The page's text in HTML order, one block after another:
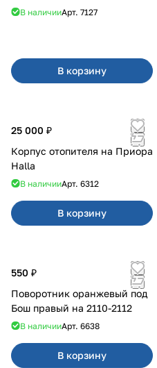
В наличииАрт. 7127
В корзину
25 000 ₽
Корпус отопителя на Приора
Halla
В наличииАрт. 6312
В корзину
550 ₽
Поворотник оранжевый под
Бош правый на 2110-2112
В наличииАрт. 6638
В корзину